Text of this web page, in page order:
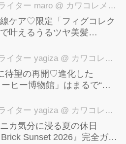
イター maro @ カワコレメディア編集部
ケア♡限定「フィグコレク
叶えるうるツヤ美髪
イター yagiza @ カワコレメディア編集部
待望の再開♡進化した
ーヒー博物館」はまるで“コ
イター yagiza @ カワコレメディア編集部
カ気分に浸る夏の休日
Sunset 2026』完全ガイ